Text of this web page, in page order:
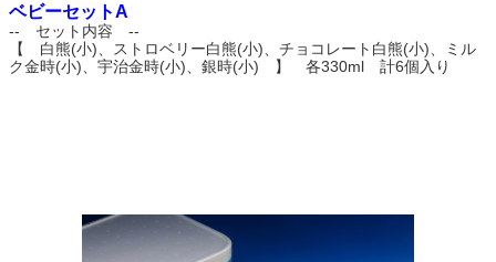
ベビーセットA
-- セット内容 --
【 白熊(小)、ストロベリー白熊(小)、チョコレート白熊(小)、ミル
ク金時(小)、宇治金時(小)、銀時(小) 】 各330ml 計6個入り